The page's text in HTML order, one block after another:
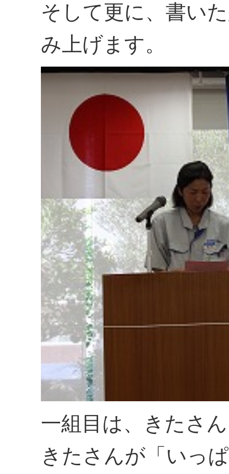
そして更に、書い
み上げます。
一組目は、きたさ
きたさんが「いっ